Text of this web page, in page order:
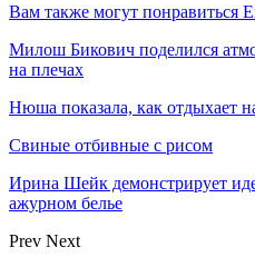
Вам также могут понравиться
Милош Бикович поделился
на плечах
Нюша показала, как отдыхает
Свиные отбивные с рисом
Ирина Шейк демонстрирует
ажурном белье
Prev Next